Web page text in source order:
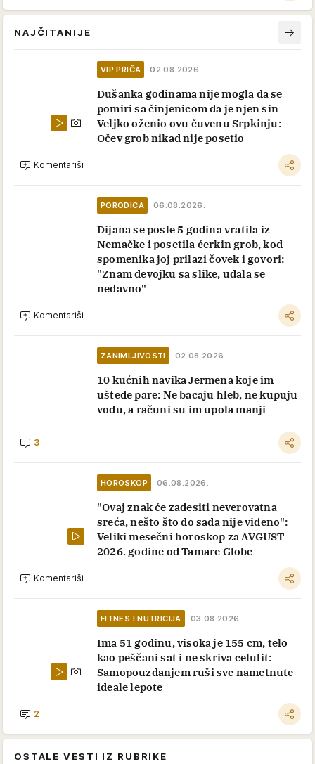
NAJČITANIJE
VIP PRIČA 02.08.2026.
Dušanka godinama nije mogla da se
pomiri sa činjenicom da je njen sin
Veljko oženio ovu čuvenu Srpkinju:
Očev grob nikad nije posetio
Komentariši
PORODICA 06.08.2026.
Dijana se posle 5 godina vratila iz
Nemačke i posetila ćerkin grob, kod
spomenika joj prilazi čovek i govori:
"Znam devojku sa slike, udala se
nedavno"
Komentariši
ZANIMLJIVOSTI 02.08.2026.
10 kućnih navika Jermena koje im
uštede pare: Ne bacaju hleb, ne kupuju
vodu, a računi su im upola manji
3
HOROSKOP 06.08.2026.
"Ovaj znak će zadesiti neverovatna
sreća, nešto što do sada nije viđeno":
Veliki mesečni horoskop za AVGUST
2026. godine od Tamare Globe
Komentariši
FITNES I NUTRICIJA 03.08.2026.
Ima 51 godinu, visoka je 155 cm, telo
kao peščani sat i ne skriva celulit:
Samopouzdanjem ruši sve nametnute
ideale lepote
2
OSTALE VESTI IZ RUBRIKE